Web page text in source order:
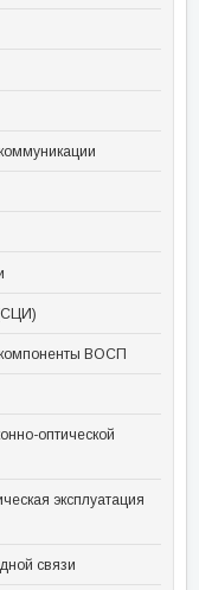
ВОСП
оптической
эксплуатация
связи